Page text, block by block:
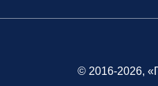
© 2016-2026,